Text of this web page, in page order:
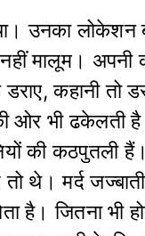
उनका
मालूम।
कहानी तो
ओर भी
की कठपुतली
थे। मर्द
है। जितना भी